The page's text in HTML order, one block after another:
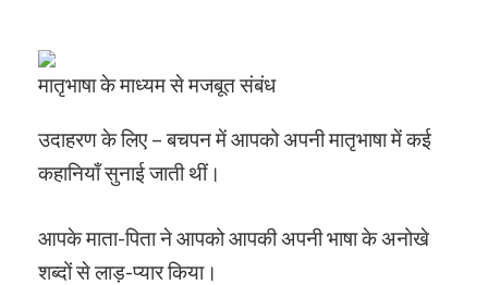
मातृभाषा के माध्यम से मजबूत संबंध
उदाहरण के लिए – बचपन में आपको अपनी मातृभाषा में कई
कहानियाँ सुनाई जाती थीं।
आपके माता-पिता ने आपको आपकी अपनी भाषा के अनोखे
शब्दों से लाड़-प्यार किया।